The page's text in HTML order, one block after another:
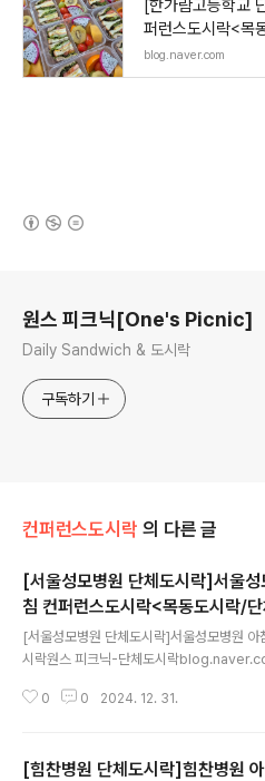
[한가람고등학교
퍼런스도시락<목
blog.naver.com
원스 피크닉[One's Picnic]
Daily Sandwich & 도시락
구독하기
컨퍼런스도시락 의 다른 글
[서울성모병원 단체도시락]서울성
침 컨퍼런스도시락<목동도시락/단
도시락케이터링:원스피크닉>
[서울성모병원 단체도시락]서울성모병원 아
시락원스 피크닉-단체도시락
0 0 2024. 12. 31.
[힘찬병원 단체도시락]힘찬병원